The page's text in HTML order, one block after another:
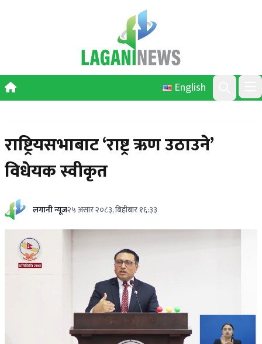
English
Search
राष्ट्रियसभाबाट ‘राष्ट्र ऋण उठाउने’
विधेयक स्वीकृत
लगानी न्यूज२५ असार २०८३, बिहीबार १६:३३